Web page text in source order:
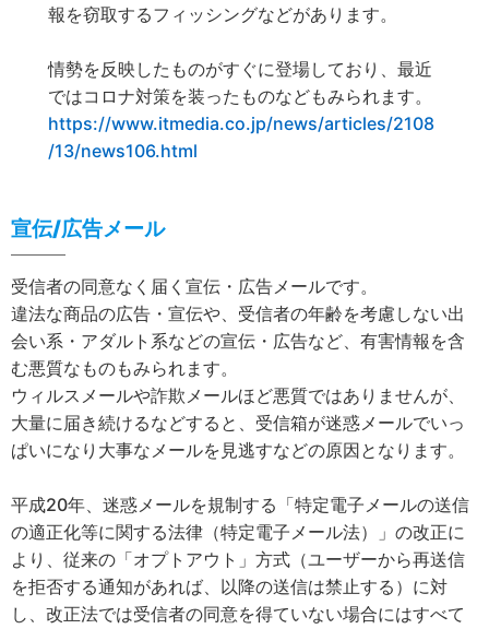
報を窃取するフィッシングなどがあります。
情勢を反映したものがすぐに登場しており、最近
ではコロナ対策を装ったものなどもみられます。
https://www.itmedia.co.jp/news/articles/2108
/13/news106.html
宣伝/広告メール
受信者の同意なく届く宣伝・広告メールです。
違法な商品の広告・宣伝や、受信者の年齢を考慮しない出
会い系・アダルト系などの宣伝・広告など、有害情報を含
む悪質なものもみられます。
ウィルスメールや詐欺メールほど悪質ではありませんが、
大量に届き続けるなどすると、受信箱が迷惑メールでいっ
ぱいになり大事なメールを見逃すなどの原因となります。
平成20年、迷惑メールを規制する「特定電子メールの送信
の適正化等に関する法律（特定電子メール法）」の改正に
より、従来の「オプトアウト」方式（ユーザーから再送信
を拒否する通知があれば、以降の送信は禁止する）に対
し、改正法では受信者の同意を得ていない場合にはすべて